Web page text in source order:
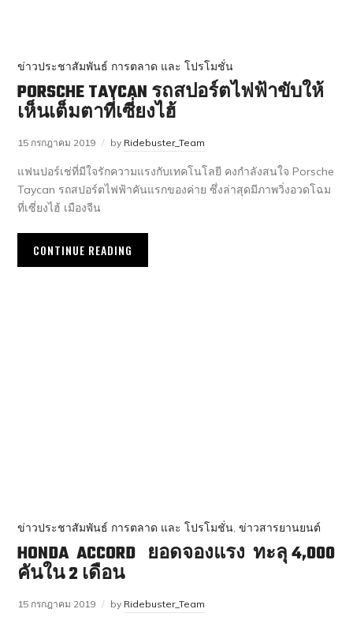
ข่าวประชาสัมพันธ์ การตลาด และ โปรโมชั่น
PORSCHE TAYCAN รถสปอร์ตไฟฟ้าขับให้
เห็นเต็มตาที่เซี่ยงไฮ้
15 กรกฎาคม 2019 by Ridebuster_Team
แฟนปอร์เช่ที่มีใจรักความแรงกับเทคโนโลยี คงกำลังสนใจ Porsche
Taycan รถสปอร์ตไฟฟ้าคันแรกของค่าย ซึ่งล่าสุดมีภาพวิ่งอวดโฉม
ที่เซี่ยงไฮ้ เมืองจีน
CONTINUE READING
ข่าวประชาสัมพันธ์ การตลาด และ โปรโมชั่น,ข่าวสารยานยนต์
HONDA ACCORD ยอดจองแรง ทะลุ 4,000
คันใน 2 เดือน
15 กรกฎาคม 2019 by Ridebuster_Team